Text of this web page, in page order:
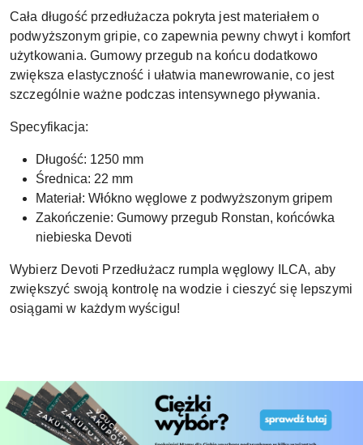
Cała długość przedłużacza pokryta jest materiałem o
podwyższonym gripie, co zapewnia pewny chwyt i komfort
użytkowania. Gumowy przegub na końcu dodatkowo
zwiększa elastyczność i ułatwia manewrowanie, co jest
szczególnie ważne podczas intensywnego pływania.
Specyfikacja:
Długość: 1250 mm
Średnica: 22 mm
Materiał: Włókno węglowe z podwyższonym gripem
Zakończenie: Gumowy przegub Ronstan, końcówka
niebieska Devoti
Wybierz Devoti Przedłużacz rumpla węglowy ILCA, aby
zwiększyć swoją kontrolę na wodzie i cieszyć się lepszymi
osiągami w każdym wyścigu!